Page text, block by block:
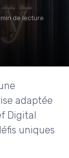
min de lecture
adaptée
Digital
uniques